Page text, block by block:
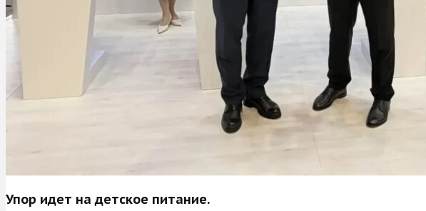
Упор идет на детское питание.